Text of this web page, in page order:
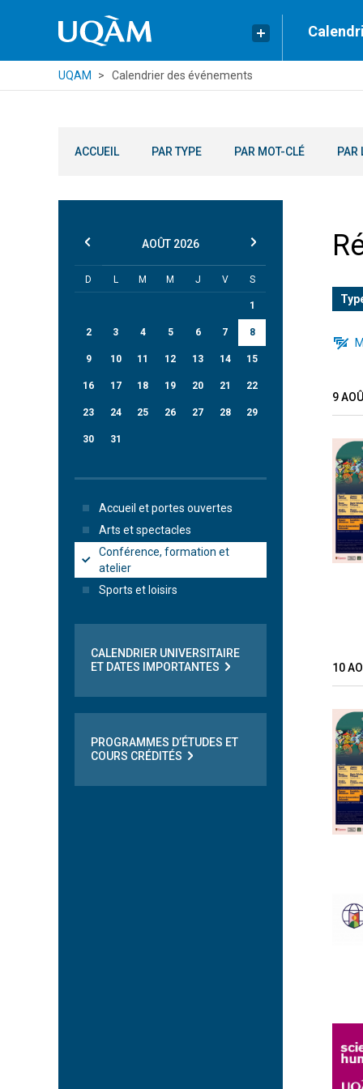
UQAM Calendrier des événements
ACCUEIL PAR TYPE PAR MOT-CLÉ PAR
9
10
AOÛT 2026
D L M M J V S
1
2 3 4 5 6 7 8
9 10 11 12 13 14 15
16 17 18 19 20 21 22
23 24 25 26 27 28 29
30 31
Accueil et portes ouvertes
Arts et spectacles
Conférence, formation et
atelier
Sports et loisirs
CALENDRIER UNIVERSITAIRE
ET DATES IMPORTANTES
PROGRAMMES D’ÉTUDES ET
COURS CRÉDITÉS